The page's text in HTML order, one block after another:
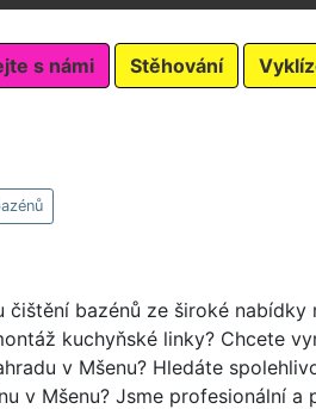
s námi Stěhování
bazénů ze široké nabídky
kuchyňské linky? Chcete
v Mšenu? Hledáte
v Mšenu? Jsme profesionální a